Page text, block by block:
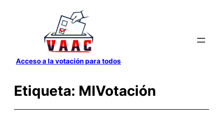
contenido
Acceso a la votación para todos
Etiqueta: MIVotación